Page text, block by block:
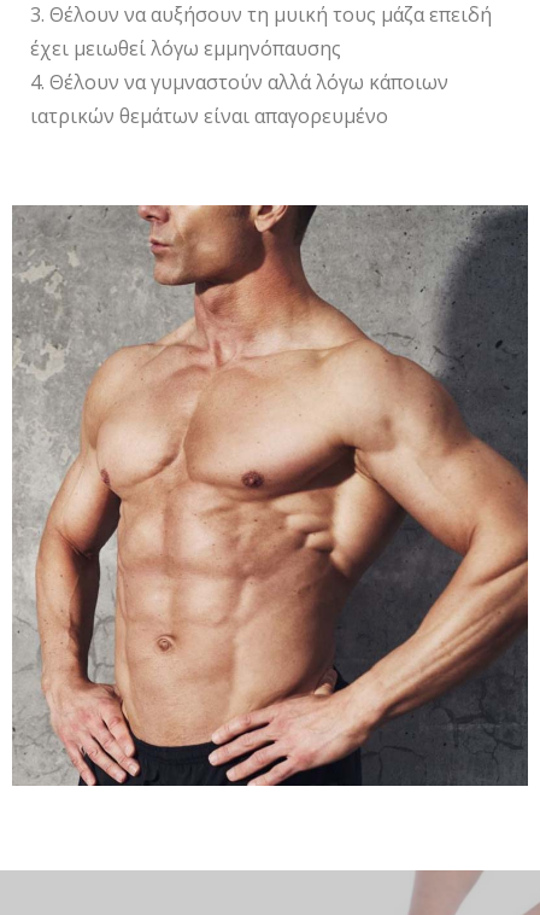
3. Θέλουν να αυξήσουν τη μυική τους μάζα επειδή
έχει μειωθεί λόγω εμμηνόπαυσης
4. Θέλουν να γυμναστούν αλλά λόγω κάποιων
ιατρικών θεμάτων είναι απαγορευμένο